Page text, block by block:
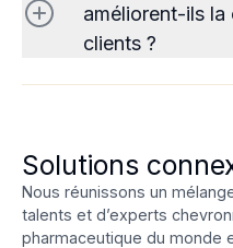
améliorent-ils
clients ?
Solutions
Nous réunissons un
talents et d’experts
pharmaceutique du monde